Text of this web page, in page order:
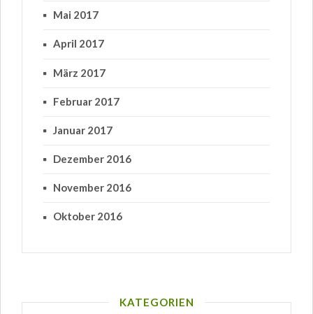
Mai 2017
April 2017
März 2017
Februar 2017
Januar 2017
Dezember 2016
November 2016
Oktober 2016
KATEGORIEN